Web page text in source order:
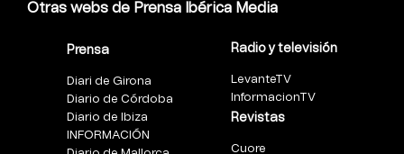
Otras webs de Prensa Ibérica Media
Prensa
Diari de Girona
Diario de Córdoba
Diario de Ibiza
INFORMACIÓN
Radio y televisión
LevanteTV
InformacionTV
Revistas
Cuore